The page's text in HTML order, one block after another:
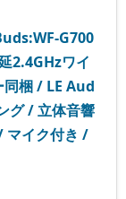
G700
2.4GHzワイ
同梱 / LE Aud
グ / 立体音響
マイク付き /